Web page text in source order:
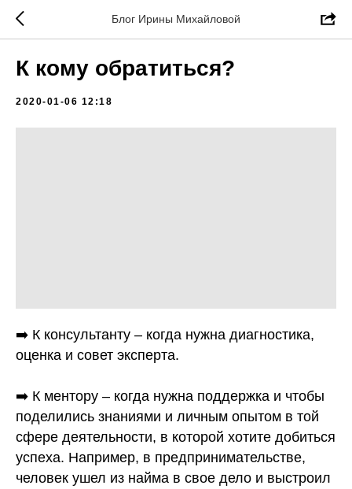
Блог Ирины Михайловой
К кому обратиться?
2020-01-06 12:18
➡️ К консультанту – когда нужна диагностика,
оценка и совет эксперта.
➡️ К ментору – когда нужна поддержка и чтобы
поделились знаниями и личным опытом в той
сфере деятельности, в которой хотите добиться
успеха. Например, в предпринимательстве,
человек ушел из найма в свое дело и выстроил